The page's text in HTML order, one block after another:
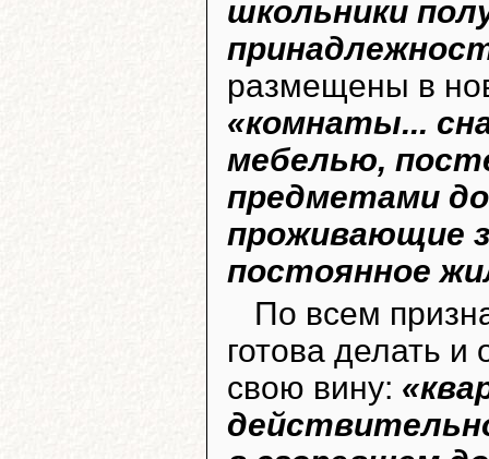
школьники
размещены в
«комнаты...
мебелью,
предметами
проживающие
постоянное
По всем
готова делать и
свою вину: